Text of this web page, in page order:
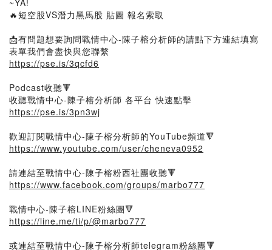
~YA!
🔥短空股VS潛力黑馬股 貼圖 報名索取
📩有問題想要詢問戰情中心-陳子榕分析師的請點下方連結填寫
表單我們會盡快與您聯繫
https://pse.is/3qcfd6
Podcast收聽🔻
收聽戰情中心-陳子榕分析師 各平台 快速點擊
https://pse.is/3pn3wj
歡迎訂閱戰情中心-陳子榕分析師的YouTube頻道🔻
https://www.youtube.com/user/cheneva0952
請連結至戰情中心-陳子榕粉西社團收聽🔻
https://www.facebook.com/groups/marbo777
戰情中心-陳子榕LINE粉絲團🔻
https://line.me/ti/p/@marbo777
或連結至戰情中心-陳子榕分析師telegram粉絲團🔻